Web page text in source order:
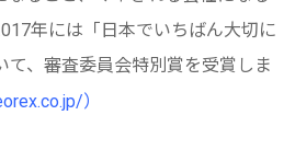
年には「日本でいちばん大切に
て、審査委員会特別賞を受賞しま
）